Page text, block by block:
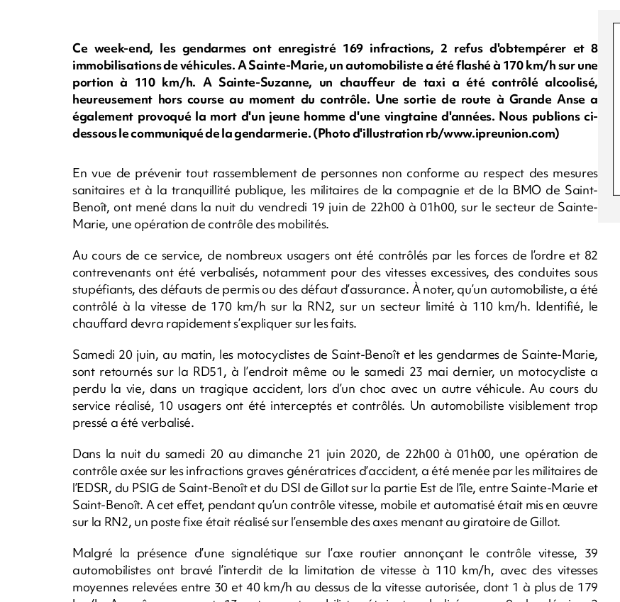
Ce week-end, les gendarmes ont enregistré 169 infractions, 2 refus d'obtempérer et 8
immobilisations de véhicules. A Sainte-Marie, un automobiliste a été flashé à 170 km/h sur une
portion à 110 km/h. A Sainte-Suzanne, un chauffeur de taxi a été contrôlé alcoolisé,
heureusement hors course au moment du contrôle. Une sortie de route à Grande Anse a
également provoqué la mort d'un jeune homme d'une vingtaine d'années. Nous publions ci-
dessous le communiqué de la gendarmerie. (Photo d'illustration rb/www.ipreunion.com)
En vue de prévenir tout rassemblement de personnes non conforme au respect des mesures
sanitaires et à la tranquillité publique, les militaires de la compagnie et de la BMO de Saint-
Benoît, ont mené dans la nuit du vendredi 19 juin de 22h00 à 01h00, sur le secteur de Sainte-
Marie, une opération de contrôle des mobilités.
Au cours de ce service, de nombreux usagers ont été contrôlés par les forces de l’ordre et 82
contrevenants ont été verbalisés, notamment pour des vitesses excessives, des conduites sous
stupéfiants, des défauts de permis ou des défaut d’assurance. À noter, qu’un automobiliste, a été
contrôlé à la vitesse de 170 km/h sur la RN2, sur un secteur limité à 110 km/h. Identifié, le
chauffard devra rapidement s’expliquer sur les faits.
Samedi 20 juin, au matin, les motocyclistes de Saint-Benoît et les gendarmes de Sainte-Marie,
sont retournés sur la RD51, à l’endroit même ou le samedi 23 mai dernier, un motocycliste a
perdu la vie, dans un tragique accident, lors d’un choc avec un autre véhicule. Au cours du
service réalisé, 10 usagers ont été interceptés et contrôlés. Un automobiliste visiblement trop
pressé a été verbalisé.
Dans la nuit du samedi 20 au dimanche 21 juin 2020, de 22h00 à 01h00, une opération de
contrôle axée sur les infractions graves génératrices d’accident, a été menée par les militaires de
l’EDSR, du PSIG de Saint-Benoît et du DSI de Gillot sur la partie Est de l’île, entre Sainte-Marie et
Saint-Benoît. A cet effet, pendant qu’un contrôle vitesse, mobile et automatisé était mis en œuvre
sur la RN2, un poste fixe était réalisé sur l’ensemble des axes menant au giratoire de Gillot.
Malgré la présence d’une signalétique sur l’axe routier annonçant le contrôle vitesse, 39
automobilistes ont bravé l’interdit de la limitation de vitesse à 110 km/h, avec des vitesses
moyennes relevées entre 30 et 40 km/h au dessus de la vitesse autorisée, dont 1 à plus de 179